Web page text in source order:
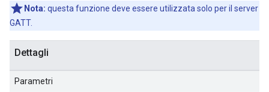
Nota: questa funzione deve essere utilizzata solo per il server
GATT.
Dettagli
Parametri